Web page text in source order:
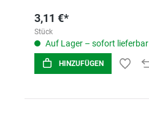
3,11 €*
Stück
Auf Lager – sofort lieferbar
HINZUFÜGEN